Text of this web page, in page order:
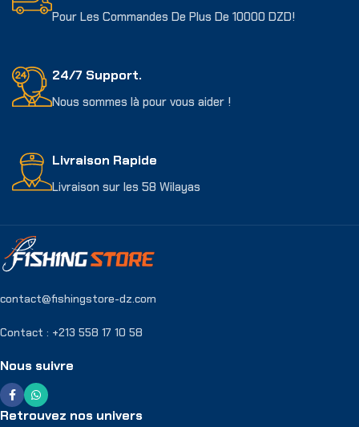
Pour Les Commandes De Plus De 10000 DZD!
24/7 Support.
Nous sommes là pour vous aider !
Livraison Rapide
Livraison sur les 58 Wilayas
contact@fishingstore-dz.com
Contact : +213 558 17 10 58
Nous suivre
Retrouvez nos univers